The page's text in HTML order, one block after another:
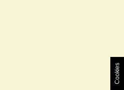
Cookies